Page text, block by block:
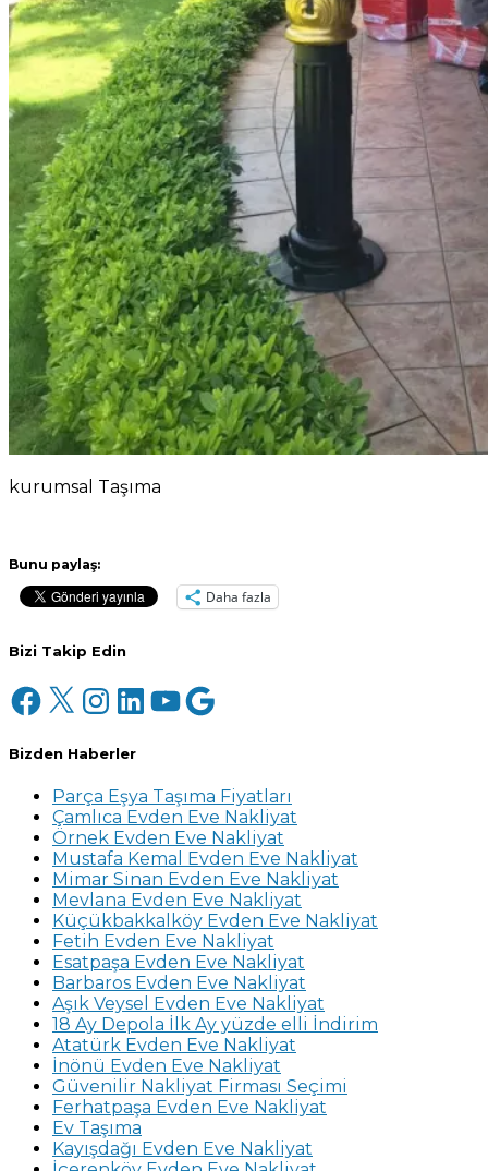
kurumsal Taşıma
Bunu paylaş:
Daha fazla
Bizi Takip Edin
Facebook
X Instagram
LinkedIn
YouTube
Google
Bizden Haberler
Parça Eşya Taşıma Fiyatları
Çamlıca Evden Eve Nakliyat
Örnek Evden Eve Nakliyat
Mustafa Kemal Evden Eve Nakliyat
Mimar Sinan Evden Eve Nakliyat
Mevlana Evden Eve Nakliyat
Küçükbakkalköy Evden Eve Nakliyat
Fetih Evden Eve Nakliyat
Esatpaşa Evden Eve Nakliyat
Barbaros Evden Eve Nakliyat
Aşık Veysel Evden Eve Nakliyat
18 Ay Depola İlk Ay yüzde elli İndirim
Atatürk Evden Eve Nakliyat
İnönü Evden Eve Nakliyat
Güvenilir Nakliyat Firması Seçimi
Ferhatpaşa Evden Eve Nakliyat
Ev Taşıma
Kayışdağı Evden Eve Nakliyat